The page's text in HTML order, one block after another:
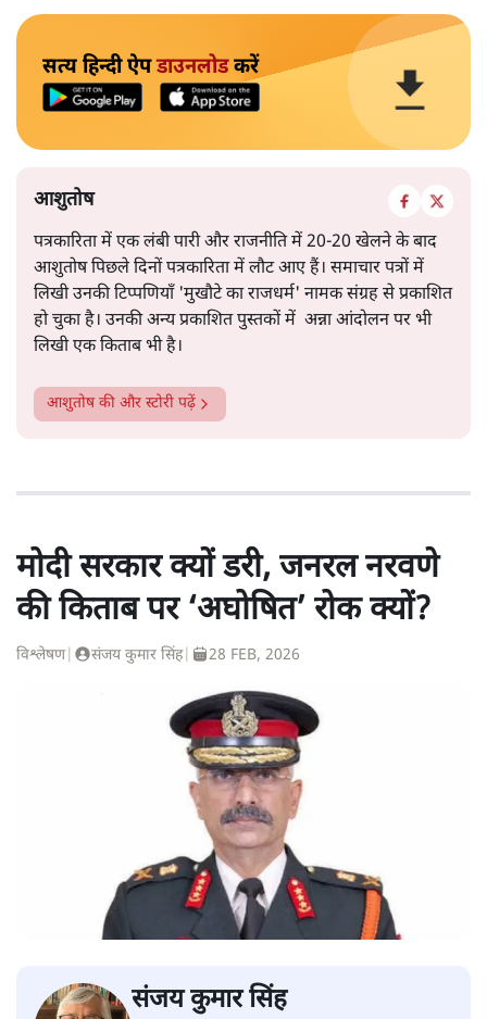
सत्य हिन्दी ऐपडाउनलोडकरें
आशुतोष
पत्रकारिता में एक लंबी पारी और राजनीति में 20-20 खेलने के बाद
आशुतोष पिछले दिनों पत्रकारिता में लौट आए हैं। समाचार पत्रों में
लिखी उनकी टिप्पणियाँ 'मुखौटे का राजधर्म' नामक संग्रह से प्रकाशित
हो चुका है। उनकी अन्य प्रकाशित पुस्तकों में अन्ना आंदोलन पर भी
लिखी एक किताब भी है।
आशुतोषकी और स्टोरी पढ़ें
मोदी सरकार क्यों डरी, जनरल नरवणे
की किताब पर ‘अघोषित’ रोक क्यों?
विश्लेषण| संजय कुमार सिंह| 28 FEB, 2026
संजय कुमार सिंह